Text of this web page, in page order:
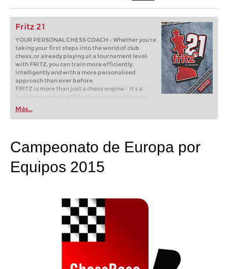
Fritz 21
YOUR PERSONAL CHESS COACH - Whether you’re
taking your first steps into the world of club
chess, or already playing at a tournament level:
with FRITZ, you can train more efficiently,
intelligently and with a more personalised
approach than ever before.
FRITZ is more than just a chess engine – it’s a
training revolution! Whether you’re taking your
first steps into the world of club chess, or already
playing at a tournament level: with FRITZ, you can
train more efficiently, intelligently and with a
Más...
Campeonato de Europa por
Equipos 2015